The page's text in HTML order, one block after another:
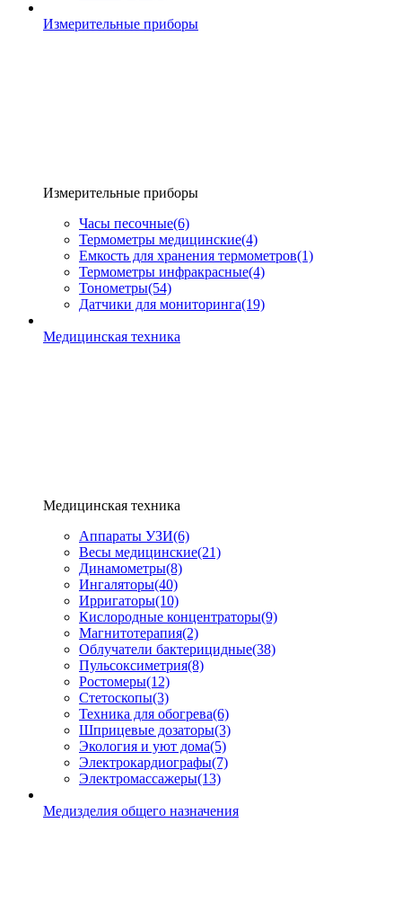
Измерительные приборы
Измерительные приборы
Часы песочные(6)
Термометры медицинские(4)
Емкость для хранения термометров(1)
Термометры инфракрасные(4)
Тонометры(54)
Датчики для мониторинга(19)
Медицинская техника
Медицинская техника
Аппараты УЗИ(6)
Весы медицинские(21)
Динамометры(8)
Ингаляторы(40)
Ирригаторы(10)
Кислородные концентраторы(9)
Магнитотерапия(2)
Облучатели бактерицидные(38)
Пульсоксиметрия(8)
Ростомеры(12)
Стетоскопы(3)
Техника для обогрева(6)
Шприцевые дозаторы(3)
Экология и уют дома(5)
Электрокардиографы(7)
Электромассажеры(13)
Медизделия общего назначения